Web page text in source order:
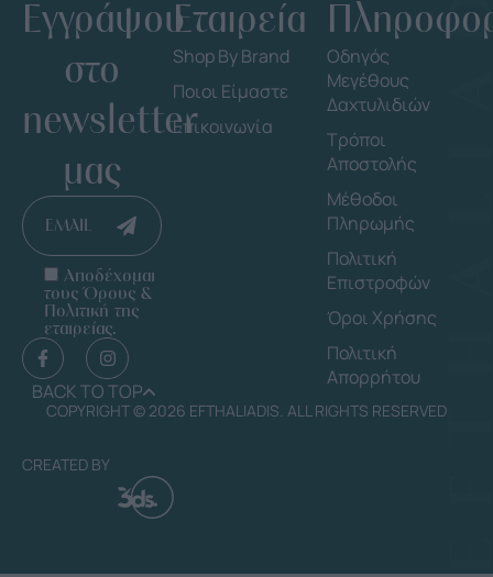
Εγγράψου
στο
newsletter
μας
EMAIL
Αποδέχομαι
τους Όρους &
Πολιτική της
εταιρείας.
BACK TO TOP
Εταιρεία
Shop By Brand
Ποιοι Είμαστε
Επικοινωνία
Οδηγός
Μεγέθους
Δαχτυλιδιών
Τρόποι
Αποστολής
Μέθοδοι
Πληρωμής
Πολιτική
Επιστροφών
Όροι Χρήσης
Πολιτική
Απορρήτου
COPYRIGHT © 2026 EFTHALIADIS. ALL RIGHTS RESERVED
CREATED BY